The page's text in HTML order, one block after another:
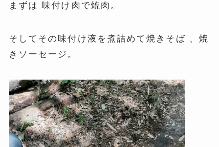
まずは 味付け肉で焼肉。
そしてその味付け液を煮詰めて焼きそば 、焼
きソーセージ。